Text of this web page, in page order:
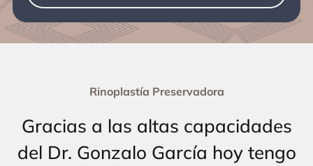
Rinoplastía Preservadora
Gracias a las altas capacidades
del Dr. Gonzalo García hoy tengo